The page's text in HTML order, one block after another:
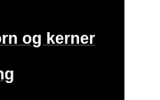
og kerner